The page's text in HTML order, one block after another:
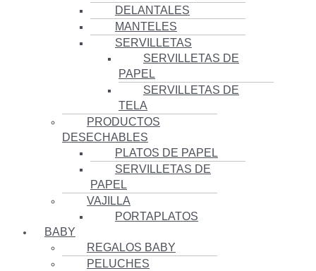
DELANTALES
MANTELES
SERVILLETAS
SERVILLETAS DE
PAPEL
SERVILLETAS DE
TELA
PRODUCTOS
DESECHABLES
PLATOS DE PAPEL
SERVILLETAS DE
PAPEL
VAJILLA
PORTAPLATOS
BABY
REGALOS BABY
PELUCHES